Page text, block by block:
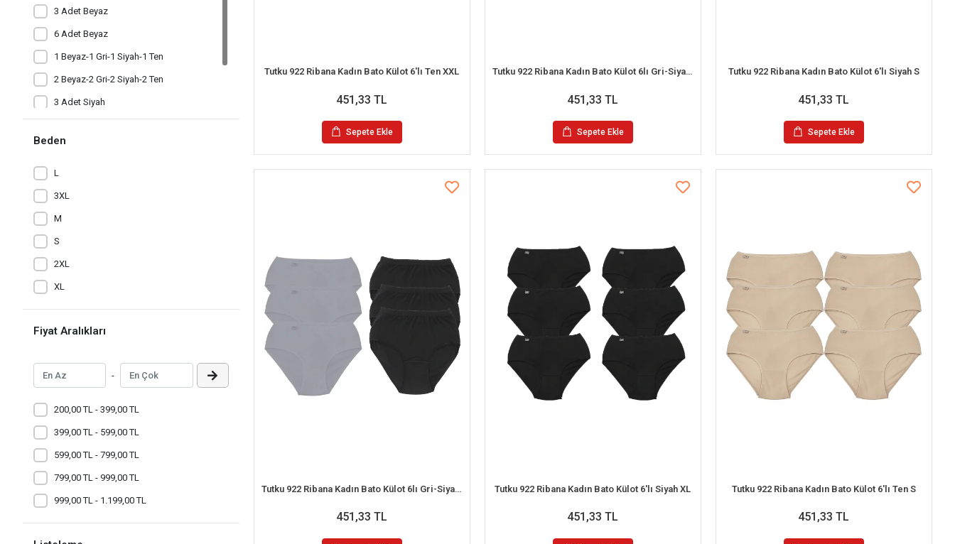
3 Adet Beyaz
6 Adet Beyaz
1 Beyaz-1 Gri-1 Siyah-1 Ten
2 Beyaz-2 Gri-2 Siyah-2 Ten
3 Adet Siyah
6 Adet Ten
Beden
L
3XL
M
S
2XL
XL
Fiyat Aralıkları
-
200,00 TL - 399,00 TL
399,00 TL - 599,00 TL
599,00 TL - 799,00 TL
799,00 TL - 999,00 TL
999,00 TL - 1.199,00 TL
Tutku 922 Ribana Kadın Bato Külot 6'lı Ten XXL
451,33 TL
Sepete Ekle
Tutku 922 Ribana Kadın Bato Külot 6lı Gri-Siyah L
451,33 TL
Sepete Ekle
Tutku 922 Ribana Kadın Bato Külot 6'lı Siyah S
451,33 TL
Sepete Ekle
Tutku 922 Ribana Kadın Bato Külot 6lı Gri-Siyah XL
451,33 TL
Tutku 922 Ribana Kadın Bato Külot 6'lı Siyah XL
451,33 TL
Tutku 922 Ribana Kadın Bato Külot 6'lı Ten S
451,33 TL